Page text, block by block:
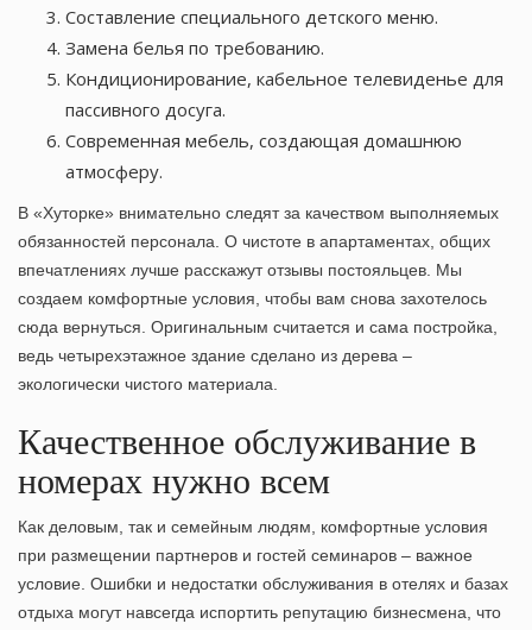
Составление специального детского меню.
Замена белья по требованию.
Кондиционирование, кабельное телевиденье для
пассивного досуга.
Современная мебель, создающая домашнюю
атмосферу.
В «Хуторке» внимательно следят за качеством выполняемых
обязанностей персонала. О чистоте в апартаментах, общих
впечатлениях лучше расскажут отзывы постояльцев. Мы
создаем комфортные условия, чтобы вам снова захотелось
сюда вернуться. Оригинальным считается и сама постройка,
ведь четырехэтажное здание сделано из дерева –
экологически чистого материала.
Качественное обслуживание в
номерах нужно всем
Как деловым, так и семейным людям, комфортные условия
при размещении партнеров и гостей семинаров – важное
условие. Ошибки и недостатки обслуживания в отелях и базах
отдыха могут навсегда испортить репутацию бизнесмена, что